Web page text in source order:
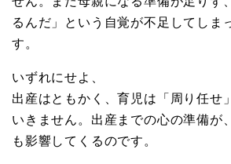
るんだ」という自覚が不足してしま
す。
いずれにせよ、
出産はともかく、育児は「周り任せ
いきません。出産までの心の準備が
も影響してくるのです。